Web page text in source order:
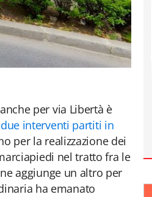
per via Libertà è
interventi partiti in
per la realizzazione dei
nel tratto fra le
aggiunge un altro per
ha emanato